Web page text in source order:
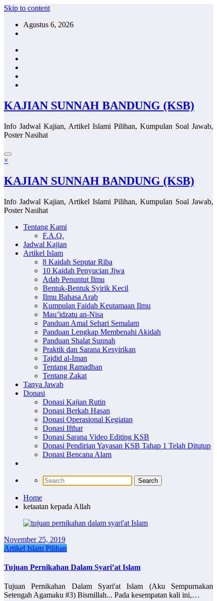
Skip to content
Agustus 6, 2026
KAJIAN SUNNAH BANDUNG (KSB)
Info Jadwal Kajian, Artikel Islami Pilihan, Kumpulan Soal Jawab,
Poster Nasihat
×
KAJIAN SUNNAH BANDUNG (KSB)
Info Jadwal Kajian, Artikel Islami Pilihan, Kumpulan Soal Jawab,
Poster Nasihat
Tentang Kami
F.A.Q.
Jadwal Kajian
Artikel Islam
8 Kaidah Seputar Riba
10 Kaidah Penyucian Jiwa
Adab Penuntut Ilmu
Bentuk-Bentuk Syirik Kecil
Ilmu Bahasa Arab
Kumpulan Faidah Keutamaan Ilmu
Mau’idzatu an-Nisa
Panduan Amal Sehari Semalam
Panduan Lengkap Membenahi Akidah
Panduan Shalat Sunnah
Praktik dan Sarana Kesyirikan
Tajdid al-Iman
Tentang Ramadhan
Tentang Zakat
Tanya Jawab
Donasi
Donasi Kajian Rutin
Donasi Berkah Hasan
Donasi Operasional Kegiatan
Donasi Ifthar
Donasi Sarana Video Editing KSB
Donasi Pendirian Yayasan KSB Tahap 1 Telah Ditutup
Donasi Bencana Alam
Home
ketaatan kepada Allah
November 25, 2019
Artikel Islam Pilihan
Tujuan Pernikahan Dalam Syari’at Islam
Tujuan Pernikahan Dalam Syari'at Islam (Aku Sempurnakan
Setengah Agamaku #3) Bismillah... Pada kesempatan kali ini,…